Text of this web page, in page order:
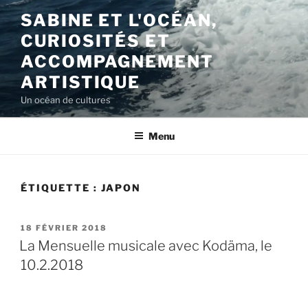
Aller
au
contenu
principal
SABINE ET L'OCÉAN,
CURIOSITÉS ET
ACCOMPAGNEMENT
ARTISTIQUE
Un océan de cultures
Menu
ÉTIQUETTE : JAPON
PUBLIÉ
LE
18 FÉVRIER 2018
La Mensuelle musicale avec Kodäma, le
10.2.2018